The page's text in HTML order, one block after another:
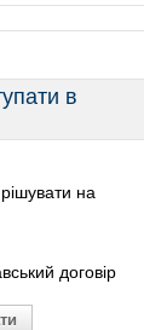
в
на
договір